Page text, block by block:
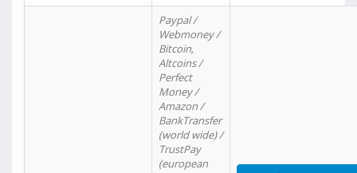
Paypal /
Webmoney /
Bitcoin,
Altcoins /
Perfect
Money /
Amazon /
BankTransfer
(world wide) /
TrustPay
(european